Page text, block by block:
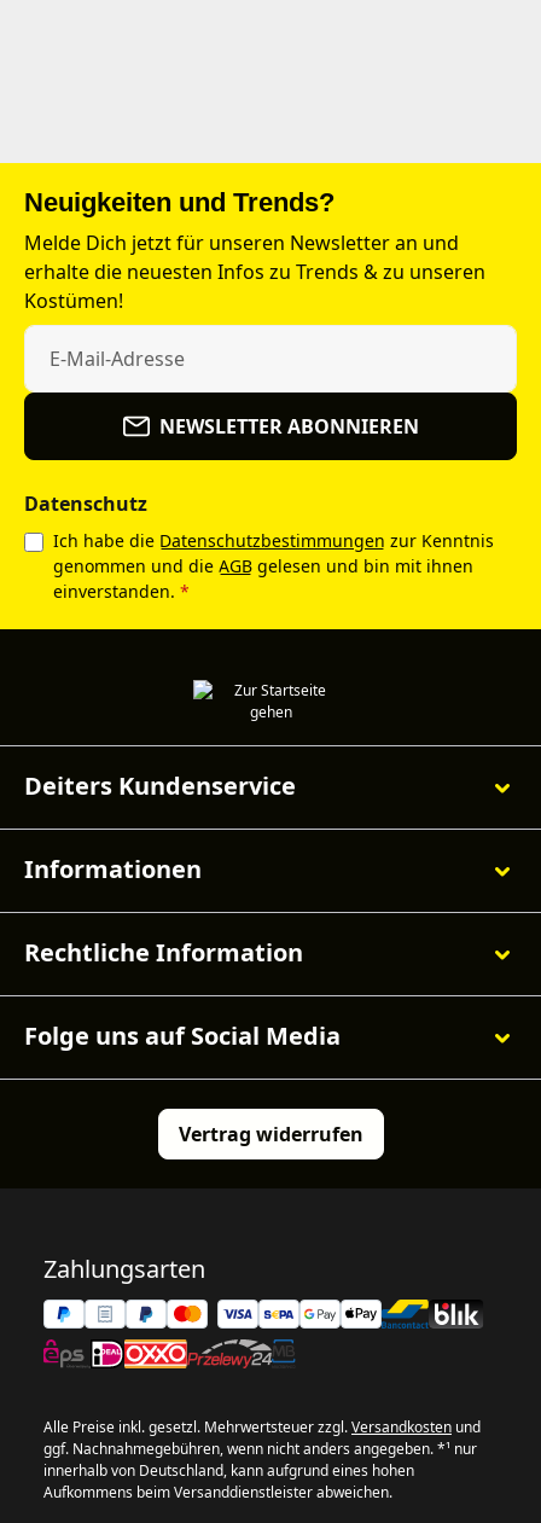
Neuigkeiten und Trends?
Melde Dich jetzt für unseren Newsletter an und
erhalte die neuesten Infos zu Trends & zu unseren
Kostümen!
NEWSLETTER ABONNIEREN
Datenschutz
Ich habe die Datenschutzbestimmungen zur Kenntnis
genommen und die AGB gelesen und bin mit ihnen
einverstanden. *
Deiters Kundenservice
Informationen
Rechtliche Information
Folge uns auf Social Media
Vertrag widerrufen
Zahlungsarten
Alle Preise inkl. gesetzl. Mehrwertsteuer zzgl.Versandkosten und
ggf. Nachnahmegebühren, wenn nicht anders angegeben. *¹ nur
innerhalb von Deutschland, kann aufgrund eines hohen
Aufkommens beim Versanddienstleister abweichen.